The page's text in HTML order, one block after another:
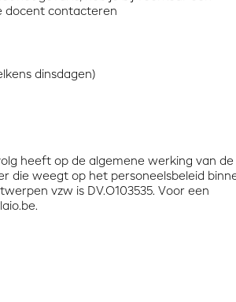
docent contacteren
dinsdagen)
heeft op de algemene werking van de
die weegt op het personeelsbeleid
vzw is DV.O103535. Voor een
.